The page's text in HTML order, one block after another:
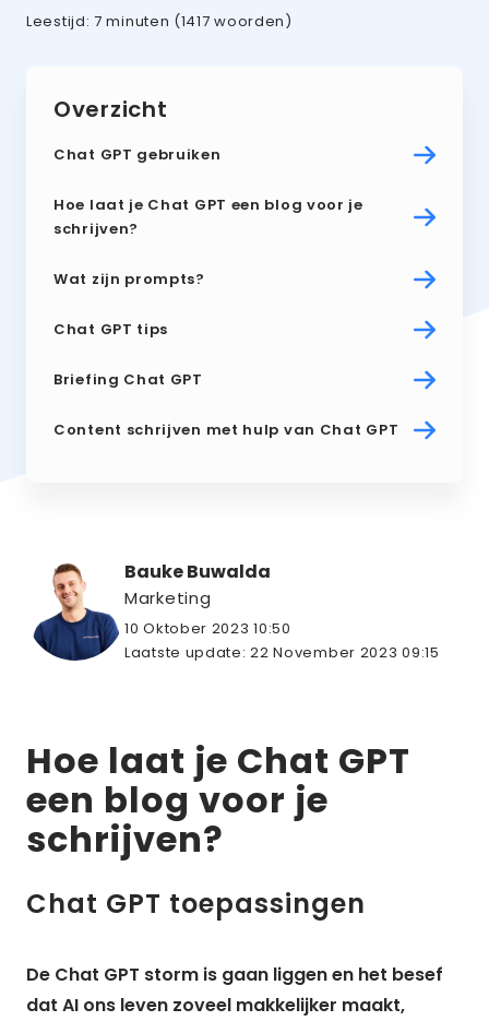
Leestijd:7 minuten (1417 woorden)
Overzicht
Chat GPT gebruiken
Hoe laat je Chat GPT een blog voor je
schrijven?
Wat zijn prompts?
Chat GPT tips
Briefing Chat GPT
Content schrijven met hulp van Chat GPT
Bauke Buwalda
Marketing
10 Oktober 2023 10:50
Laatste update:22 November 2023 09:15
Hoe laat je Chat GPT
een blog voor je
schrijven?
Chat GPT toepassingen
De Chat GPT storm is gaan liggen en het besef
dat AI ons leven zoveel makkelijker maakt,